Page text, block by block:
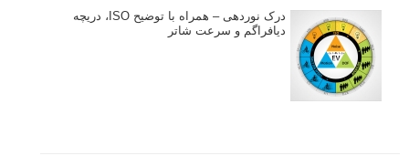
درک نوردهی – همراه با توضیح ISO، دریچه
دیافراگم و سرعت شاتر